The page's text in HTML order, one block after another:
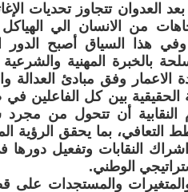
العدوان تتجاوز تحديات
من الانسان الي الهياكل
وفي هذا السياق أصبح الدور
بالخبرة المهنية
الاعمار وفق مبادئ العدالة
الحقيقية بين كل الفاعلين
النقابية أن تتحول من
التعافي، بما يحقق الرؤية
النقابات وتفعيل دورها
الوطني.
والمستجدات